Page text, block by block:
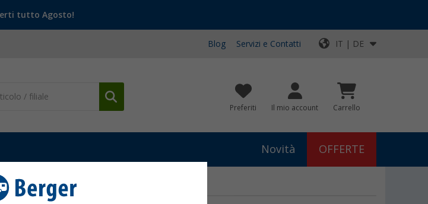
tutto Agosto!
Blog Servizi e Contatti IT | DE
Preferiti Il mio account Carrello
Novità OFFERTE